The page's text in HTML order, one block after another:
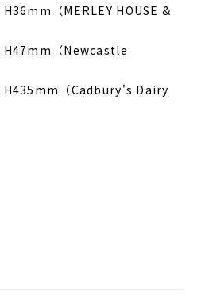
（MERLEY HOUSE &
H47mm（Newcastle
H435mm（Cadbury's Dairy